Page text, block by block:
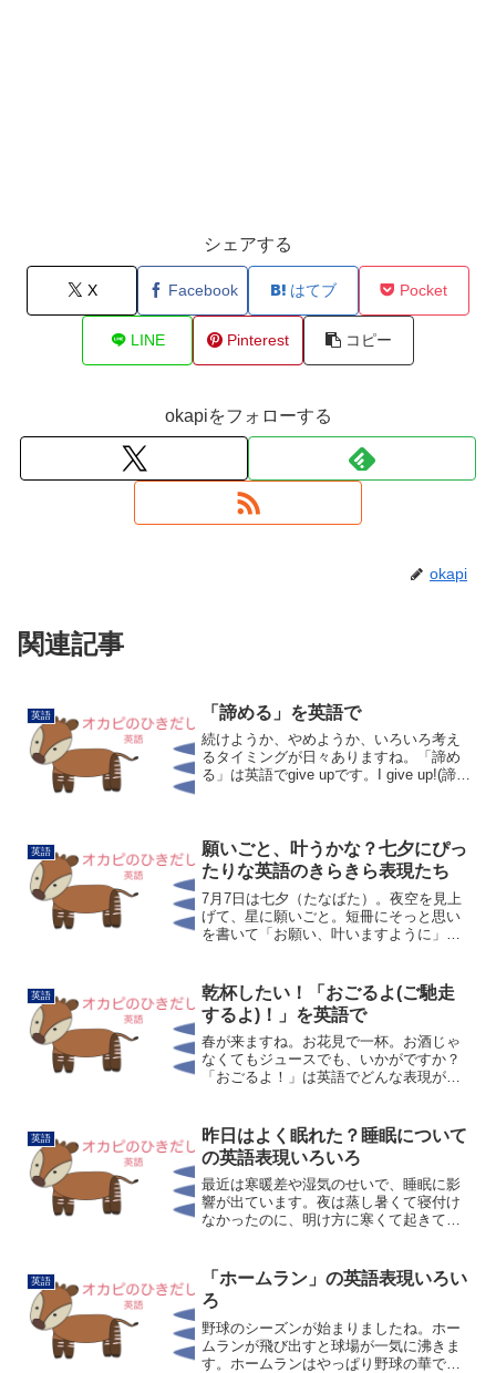
シェアする
X Facebook はてブ Pocket
LINE Pinterest コピー
okapiをフォローする
okapi
関連記事
英語 「諦める」を英語で
続けようか、やめようか、いろいろ考え
るタイミングが日々ありますね。「諦め
る」は英語でgive upです。I give up!(諦め
英語
願いごと、叶うかな？七夕にぴっ
たりな英語のきらきら表現たち
7月7日は七夕（たなばた）。夜空を見上
げて、星に願いごと。短冊にそっと思い
を書いて「お願い、叶いますように」っ
るキラキラした表現を集めてみました。
🌠 wish upon...
英語
乾杯したい！「おごるよ(ご馳走
するよ)！」を英語で
春が来ますね。お花見で一杯。お酒じゃ
なくてもジュースでも、いかがですか？
「おごるよ！」は英語でどんな表現があ
す」です。itが飲み物や食事を指していま
す。バ...
英語
昨日はよく眠れた？睡眠について
の英語表現いろいろ
最近は寒暖差や湿気のせいで、睡眠に影
響が出ています。夜は蒸し暑くて寝付け
なかったのに、明け方に寒くて起きてし
た」の表現I slept well.最も一般的な「よ
く眠れた...
英語
「ホームラン」の英語表現いろい
ろ
野球のシーズンが始まりましたね。ホー
ムランが飛び出すと球場が一気に沸きま
す。ホームランはやっぱり野球の華で